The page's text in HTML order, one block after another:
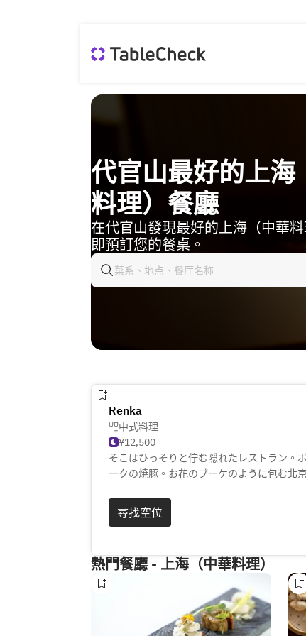
代官山最好的上海
料理）餐廳
在代官山發現最好的上海（中華
即預訂您的餐桌。
Renka
中式料理
¥12,500
そこはひっそりと佇む隠れたレストラン。
ークの焼豚。お花のブーケのように包む北
カウンターでゆっくりと素敵な時間をお過
尋找空位
熱門餐廳 - 上海（中華料理）